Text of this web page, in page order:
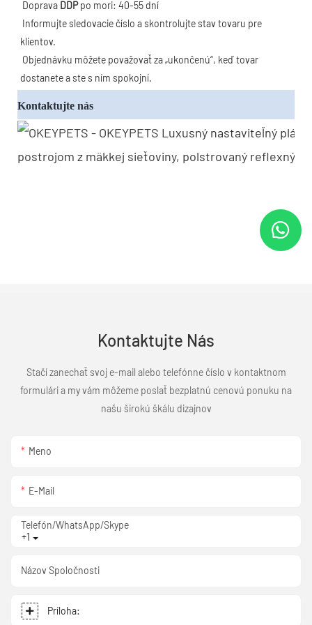
Doprava DDP po mori: 40-55 dní
klientov.
Objednávku môžete považovať za „ukončenú“, keď tovar
dostanete a ste s ním spokojní.
Kontaktujte nás
Kontaktujte Nás
Stačí zanechať svoj e-mail alebo telefónne číslo v kontaktnom
formulári a my vám môžeme poslať bezplatnú cenovú ponuku na
našu širokú škálu dizajnov
Meno
E-Mail
+1
Telefón/WhatsApp/Skype
Názov Spoločnosti
Príloha: